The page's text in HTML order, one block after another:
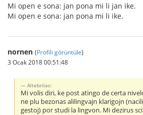
Mi open e sona: jan pona mi li jan ike.
Mi open e sona: jan pona mi li ike.
nornen (Profili görüntüle)
3 Ocak 2018 00:51:48
Altebrilas:
Mi volis diri, ke post atingo de certa
ne plu bezonas alilingvajn klarigojn
gestoj) por studi la lingvon. Mi dezirus